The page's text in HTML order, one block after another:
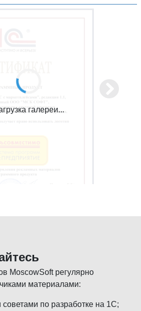
галереи...
MoscowSoft регулярно
материалами:
советами по разработке на 1С;